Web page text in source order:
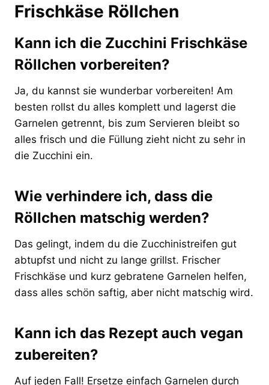
Frischkäse Röllchen
Kann ich die Zucchini Frischkäse
Röllchen vorbereiten?
Ja, du kannst sie wunderbar vorbereiten! Am
besten rollst du alles komplett und lagerst die
Garnelen getrennt, bis zum Servieren bleibt so
alles frisch und die Füllung zieht nicht zu sehr in
die Zucchini ein.
Wie verhindere ich, dass die
Röllchen matschig werden?
Das gelingt, indem du die Zucchinistreifen gut
abtupfst und nicht zu lange grillst. Frischer
Frischkäse und kurz gebratene Garnelen helfen,
dass alles schön saftig, aber nicht matschig wird.
Kann ich das Rezept auch vegan
zubereiten?
Auf jeden Fall! Ersetze einfach Garnelen durch